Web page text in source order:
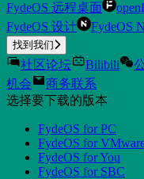
FydeOS 远程桌面
FydeOS 设计
FydeOS
找到我们
社区论坛 Bilibili
机会
商务联系
选择要下载的版本
FydeOS for PC
FydeOS for
FydeOS for You
FydeOS for SBC